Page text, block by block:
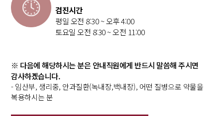
검진시간
평일 오전 8:30 ~ 오후 4:00
토요일 오전 8:30 ~ 오전 11:00
※ 다음에 해당하시는 분은 안내직원에게 반드시 말씀해 주시면
감사하겠습니다.
- 임산부, 생리중, 안과질환(녹내장,백내장), 어떤 질병으로 약물을
복용하시는 분